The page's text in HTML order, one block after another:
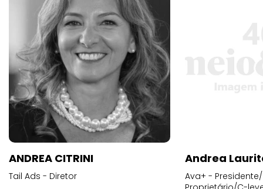
ANDREA CITRINI
Tail Ads - Diretor
Andrea
Ava+ -